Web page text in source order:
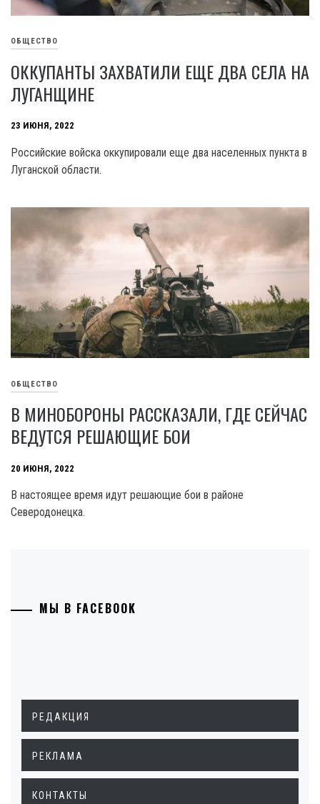
ОБЩЕСТВО
ОККУПАНТЫ ЗАХВАТИЛИ ЕЩЕ ДВА СЕЛА НА
ЛУГАНЩИНЕ
23 ИЮНЯ, 2022
Российские войска оккупировали еще два населенных пункта в
Луганской области.
ОБЩЕСТВО
В МИНОБОРОНЫ РАССКАЗАЛИ, ГДЕ СЕЙЧАС
ВЕДУТСЯ РЕШАЮЩИЕ БОИ
20 ИЮНЯ, 2022
В настоящее время идут решающие бои в районе
Северодонецка.
МЫ В FACEBOOK
РЕДАКЦИЯ
РЕКЛАМА
КОНТАКТЫ